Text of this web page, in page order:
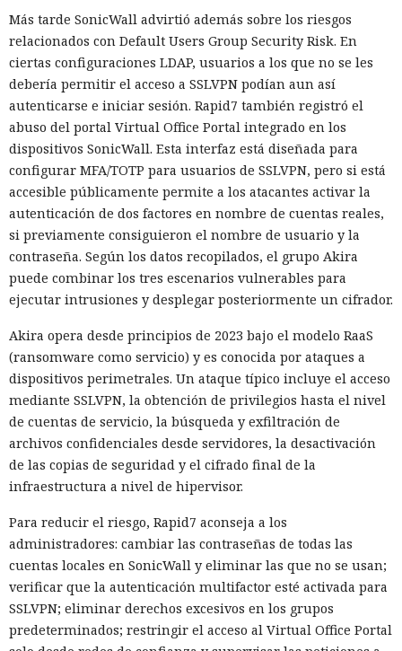
Más tarde SonicWall advirtió además sobre los riesgos
relacionados con Default Users Group Security Risk. En
ciertas configuraciones LDAP, usuarios a los que no se les
debería permitir el acceso a SSLVPN podían aun así
autenticarse e iniciar sesión. Rapid7 también registró el
abuso del portal Virtual Office Portal integrado en los
dispositivos SonicWall. Esta interfaz está diseñada para
configurar MFA/TOTP para usuarios de SSLVPN, pero si está
accesible públicamente permite a los atacantes activar la
autenticación de dos factores en nombre de cuentas reales,
si previamente consiguieron el nombre de usuario y la
contraseña. Según los datos recopilados, el grupo Akira
puede combinar los tres escenarios vulnerables para
ejecutar intrusiones y desplegar posteriormente un cifrador.
Akira opera desde principios de 2023 bajo el modelo RaaS
(ransomware como servicio) y es conocida por ataques a
dispositivos perimetrales. Un ataque típico incluye el acceso
mediante SSLVPN, la obtención de privilegios hasta el nivel
de cuentas de servicio, la búsqueda y exfiltración de
archivos confidenciales desde servidores, la desactivación
de las copias de seguridad y el cifrado final de la
infraestructura a nivel de hipervisor.
Para reducir el riesgo, Rapid7 aconseja a los
administradores: cambiar las contraseñas de todas las
cuentas locales en SonicWall y eliminar las que no se usan;
verificar que la autenticación multifactor esté activada para
SSLVPN; eliminar derechos excesivos en los grupos
predeterminados; restringir el acceso al Virtual Office Portal